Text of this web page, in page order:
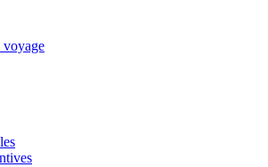
voyage